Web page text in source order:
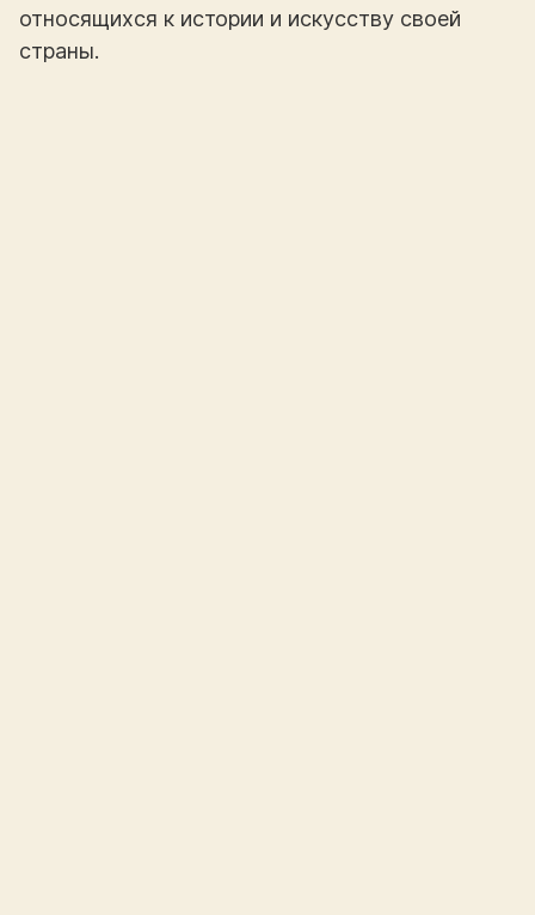
относящихся к истории и искусству своей
страны.